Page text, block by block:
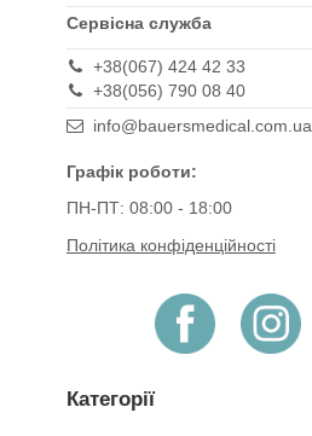
Сервісна служба
+38(067) 424 42 33
+38(056) 790 08 40
info@bauersmedical.com.ua
Графік роботи:
ПН-ПТ: 08:00 - 18:00
Політика конфіденційності
Категорії